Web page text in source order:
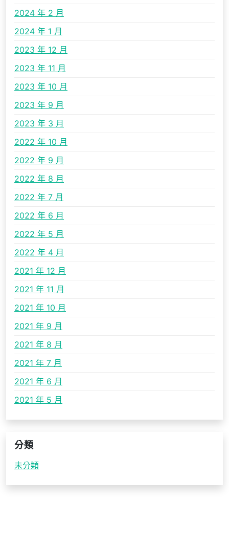
2024 年 2 月
2024 年 1 月
2023 年 12 月
2023 年 11 月
2023 年 10 月
2023 年 9 月
2023 年 3 月
2022 年 10 月
2022 年 9 月
2022 年 8 月
2022 年 7 月
2022 年 6 月
2022 年 5 月
2022 年 4 月
2021 年 12 月
2021 年 11 月
2021 年 10 月
2021 年 9 月
2021 年 8 月
2021 年 7 月
2021 年 6 月
2021 年 5 月
分類
未分類